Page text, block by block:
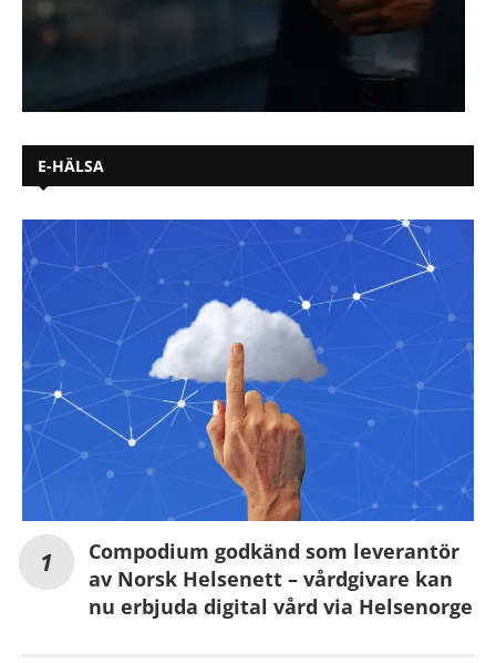
E-HÄLSA
Compodium godkänd som leverantör
av Norsk Helsenett – vårdgivare kan
nu erbjuda digital vård via Helsenorge